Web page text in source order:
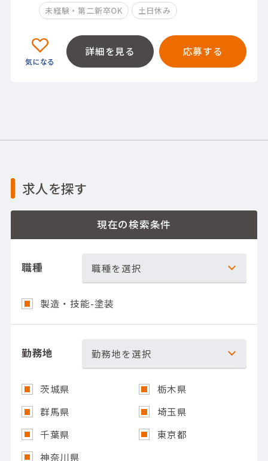
未経験・第二新卒OK 土日休み
詳細を見る 応募する
求人を探す
現在の検索条件
職種 職種を選択
製造・技能-塗装
勤務地 勤務地を選択
茨城県
栃木県
群馬県
埼玉県
千葉県
東京都
神奈川県